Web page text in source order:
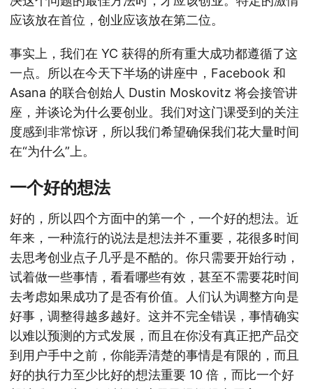
应该放在首位，创业应该放在第二位。
事实上，我们在 YC 获得的所有重大成功都遵循了这
一点。所以在今天下半场的讲座中，Facebook 和
Asana 的联合创始人 Dustin Moskovitz 将会接管讲
座，并谈论为什么要创业。我们对这门课受到的关注
度感到非常惊讶，所以我们希望确保我们花大量时间
在“为什么”上。
一个好的想法
好的，所以四个方面中的第一个，一个好的想法。近
年来，一种流行的说法是想法并不重要，花很多时间
去思考创业点子几乎是不酷的。你只需要开始行动，
试着做一些事情，看看哪些有效，甚至不需要花时间
去考虑如果成功了是否有价值。人们认为调整方向是
好事，调整得越多越好。这并不完全错误，事情确实
以难以预测的方式发展，而且在你没有真正把产品交
到用户手中之前，你能弄清楚的事情是有限的，而且
好的执行力至少比好的想法重要 10 倍，而比一个好